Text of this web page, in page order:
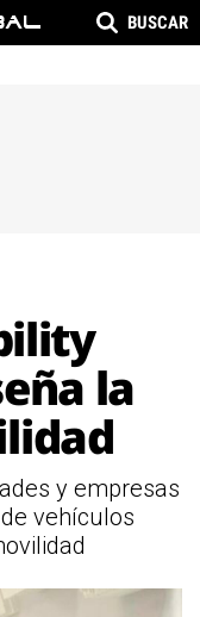
BUSCAR
la
y empresas
vehículos